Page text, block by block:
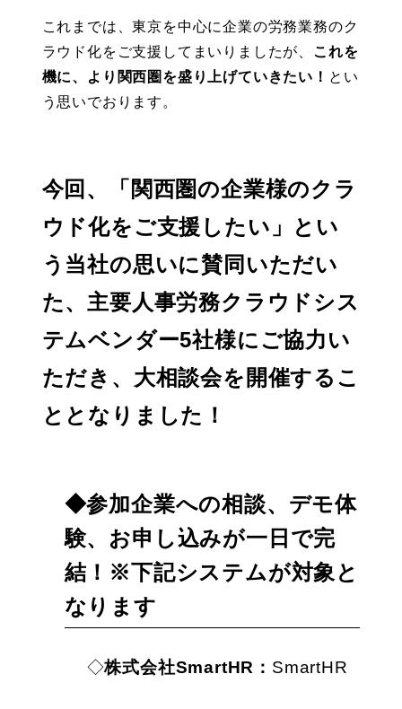
これまでは、東京を中心に企業の労務業務のク
ラウド化をご支援してまいりましたが、 これを
機に、より関西圏を盛り上げていきたい！ とい
う思いでおります。
今回、「関西圏の企業様のクラ
ウド化をご支援したい」とい
う当社の思いに賛同いただい
た、主要人事労務クラウドシス
テムベンダー5社様にご協力い
ただき、大相談会を開催するこ
ととなりました！
◆参加企業への相談、デモ体
験、お申し込みが一日で完
結！※下記システムが対象と
なります
◇株式会社SmartHR： SmartHR